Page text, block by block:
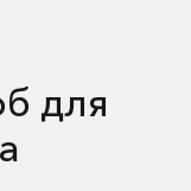
для